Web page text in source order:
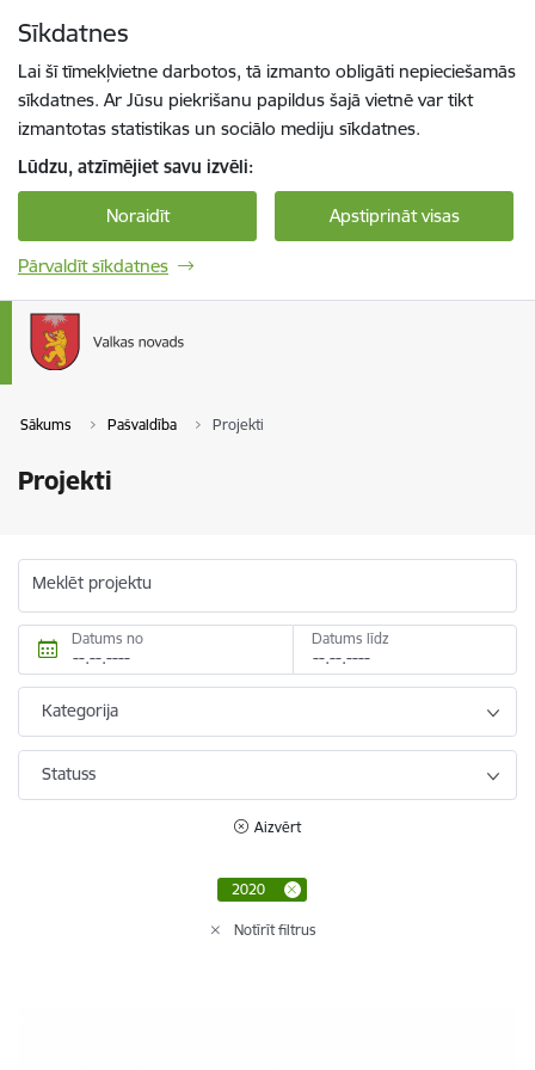
Sīkdatnes
Lai šī tīmekļvietne darbotos, tā izmanto obligāti nepieciešamās
sīkdatnes. Ar Jūsu piekrišanu papildus šajā vietnē var tikt
izmantotas statistikas un sociālo mediju sīkdatnes.
Lūdzu, atzīmējiet savu izvēli:
Noraidīt Apstiprināt visas
Pārvaldīt sīkdatnes
Sākums Pašvaldība Projekti
Projekti
Meklēt projektu
Datums no Datums līdz
Kategorija
Statuss
Aizvērt
2020
Notīrīt filtrus